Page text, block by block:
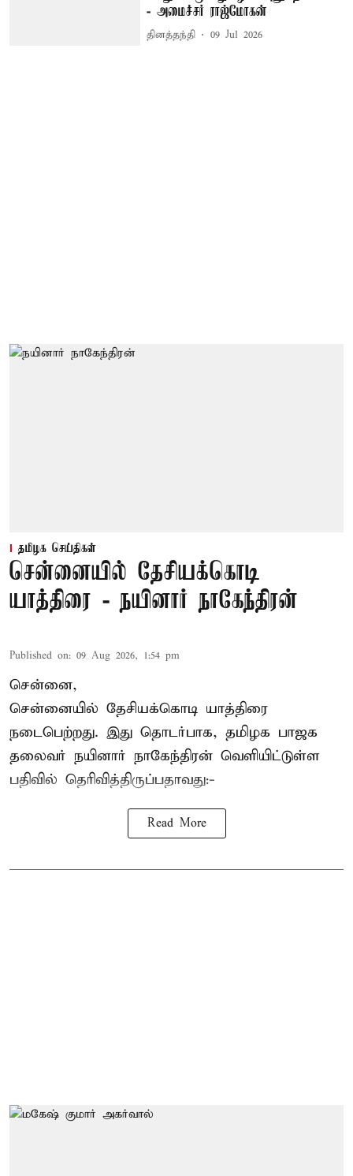
- அமைச்சர் ராஜ்மோகன்
தினத்தந்தி 09 Jul 2026
தமிழக செய்திகள்
சென்னையில் தேசியக்கொடி
யாத்திரை - நயினார் நாகேந்திரன்
Published on: 09 Aug 2026, 1:54 pm
சென்னை,
சென்னையில் தேசியக்கொடி யாத்திரை
நடைபெற்றது. இது தொடர்பாக, தமிழக பாஜக
தலைவர் நயினார் நாகேந்திரன் வெளியிட்டுள்ள
பதிவில் தெரிவித்திருப்பதாவது:-
Read More